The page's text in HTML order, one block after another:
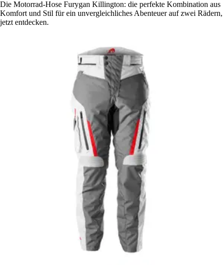
Die Motorrad-Hose Furygan Killington: die perfekte Kombination aus
Komfort und Stil für ein unvergleichliches Abenteuer auf zwei Rädern,
jetzt entdecken.